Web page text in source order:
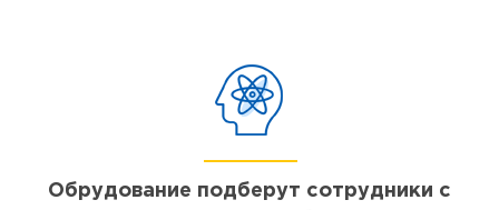
Обрудование подберут сотрудники с